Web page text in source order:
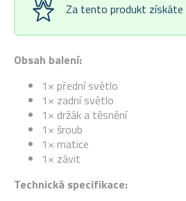
Obsah balení:
1× přední světlo
1× zadní světlo
1× držák a těsnění
1× šroub
1× matice
1× závit
Technická specifikace:
Za tento produkt získáte